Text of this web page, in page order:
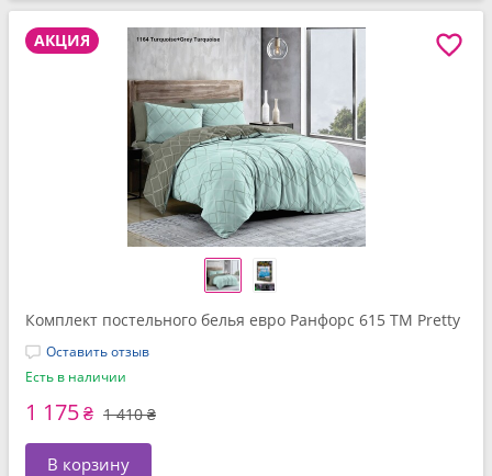
АКЦИЯ
Комплект постельного белья евро Ранфорс 615 ТМ Pretty
Оставить отзыв
Есть в наличии
1 175₴ 1 410 ₴
В корзину